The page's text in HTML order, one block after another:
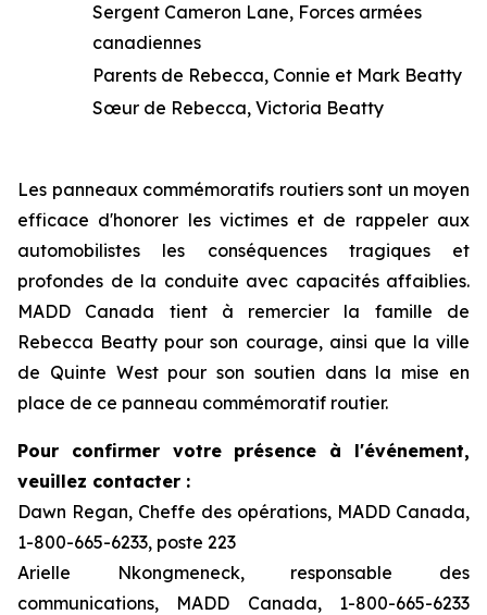
Sergent Cameron Lane, Forces armées
canadiennes
Parents de Rebecca, Connie et Mark Beatty
Sœur de Rebecca, Victoria Beatty
Les panneaux commémoratifs routiers sont un moyen
efficace d'honorer les victimes et de rappeler aux
automobilistes les conséquences tragiques et
profondes de la conduite avec capacités affaiblies.
MADD Canada tient à remercier la famille de
Rebecca Beatty pour son courage, ainsi que la ville
de Quinte West pour son soutien dans la mise en
place de ce panneau commémoratif routier.
Pour confirmer votre présence à l'événement,
veuillez contacter :
Dawn Regan, Cheffe des opérations, MADD Canada,
1-800-665-6233, poste 223
Arielle Nkongmeneck, responsable des
communications, MADD Canada, 1-800-665-6233